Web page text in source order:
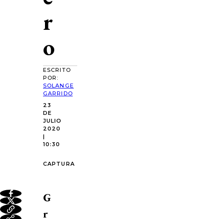
r
o
ESCRITO
POR:
SOLANGE
GARRIDO
23
DE
JULIO
2020
|
10:30
CAPTURA
G
r